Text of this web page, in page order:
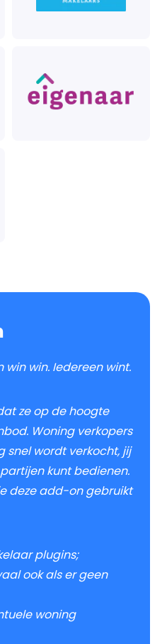
win win. Iedereen wint.
ze op de hoogte
Woning verkopers
snel wordt verkocht, jij
kunt bedienen.
deze add-on gebruikt
plugins;
ook als er geen
woning